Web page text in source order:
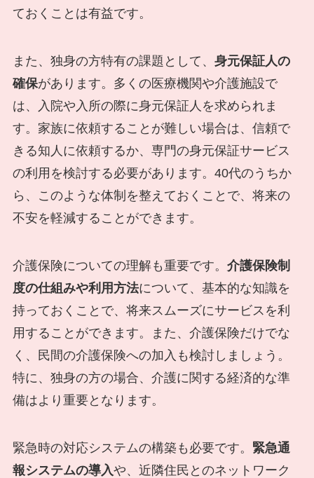
ておくことは有益です。
また、独身の方特有の課題として、 身元保証人の
確保があります。多くの医療機関や介護施設で
は、入院や入所の際に身元保証人を求められま
す。家族に依頼することが難しい場合は、信頼で
きる知人に依頼するか、専門の身元保証サービス
の利用を検討する必要があります。40代のうちか
ら、このような体制を整えておくことで、将来の
不安を軽減することができます。
介護保険についての理解も重要です。 介護保険制
度の仕組みや利用方法について、基本的な知識を
持っておくことで、将来スムーズにサービスを利
用することができます。また、介護保険だけでな
く、民間の介護保険への加入も検討しましょう。
特に、独身の方の場合、介護に関する経済的な準
備はより重要となります。
緊急時の対応システムの構築も必要です。 緊急通
報システムの導入や、近隣住民とのネットワーク